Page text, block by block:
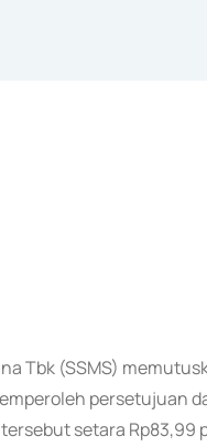
Tbk (SSMS)
persetujuan
setara